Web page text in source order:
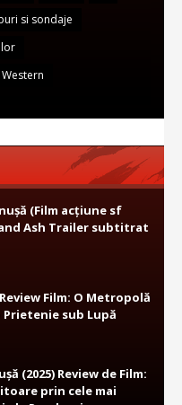
si sondaje
Western
(Film acțiune sf
and Ash Trailer subtitrat
Film: O Metropolă
Prietenie sub Lupă
(2025) Review de Film:
prin cele mai